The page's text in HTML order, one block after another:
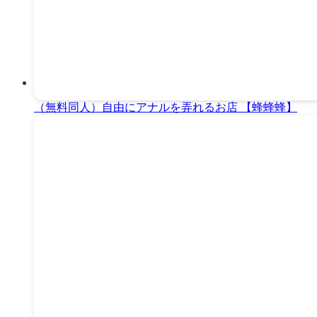
（無料同人）自由にアナルを弄れるお店 【蜂蜂蜂】